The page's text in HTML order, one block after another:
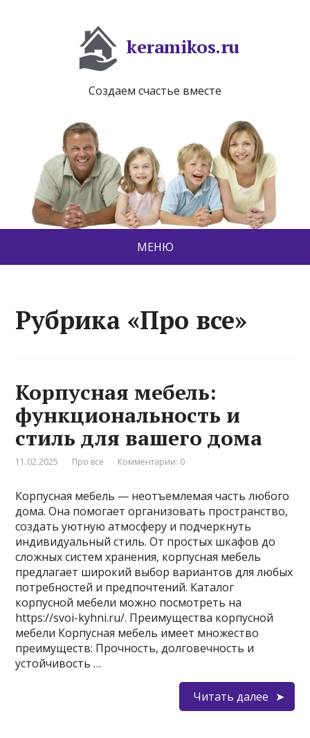
keramikos.ru
Создаем счастье вместе
МЕНЮ
Рубрика «Про все»
Корпусная мебель:
функциональность и
стиль для вашего дома
11.02.2025 Про все Комментарии: 0
Корпусная мебель — неотъемлемая часть любого
дома. Она помогает организовать пространство,
создать уютную атмосферу и подчеркнуть
индивидуальный стиль. От простых шкафов до
сложных систем хранения, корпусная мебель
предлагает широкий выбор вариантов для любых
потребностей и предпочтений. Каталог
корпусной мебели можно посмотреть на
https://svoi-kyhni.ru/. Преимущества корпусной
мебели Корпусная мебель имеет множество
преимуществ: Прочность, долговечность и
устойчивость …
Читать далее